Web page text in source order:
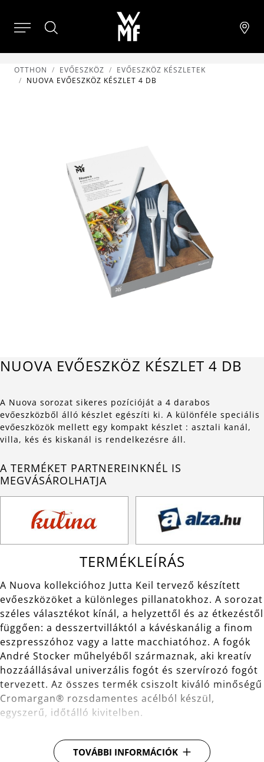
OTTHON EVŐESZKÖZ
EVŐESZKÖZ KÉSZLETEK
NUOVA EVŐESZKÖZ KÉSZLET 4 DB
NUOVA EVŐESZKÖZ KÉSZLET 4 DB
A Nuova sorozat sikeres pozícióját a 4 darabos
evőeszközből álló készlet egészíti ki. A különféle speciális
evőeszközök mellett egy kompakt készlet : asztali kanál,
villa, kés és kiskanál is rendelkezésre áll.
A TERMÉKET PARTNEREINKNÉL IS
MEGVÁSÁROLHATJA
TERMÉKLEÍRÁS
A Nuova kollekcióhoz Jutta Keil tervező készített
evőeszközöket a különleges pillanatokhoz. A sorozat
széles választékot kínál, a helyzettől és az étkezéstől
függően: a desszertvilláktól a kávéskanálig a finom
eszpresszóhoz vagy a latte macchiatóhoz. A fogók
André Stocker műhelyéből származnak, aki kreatív
hozzáállásával univerzális fogót és szervírozó fogót
tervezett. Az összes termék csiszolt kiváló minőségű
Cromargan® rozsdamentes acélból készül,
egyszerű, időtálló kivitelben.
Anyag: kiváló minőségű Cromargan®
rozsdamentes acél, amely méretben stabil,
TOVÁBBI INFORMÁCIÓK